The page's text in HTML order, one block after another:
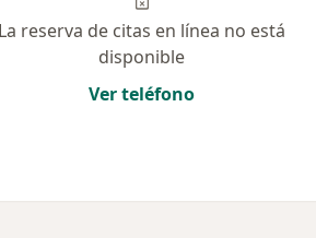
La reserva de citas en línea no está
disponible
Ver teléfono